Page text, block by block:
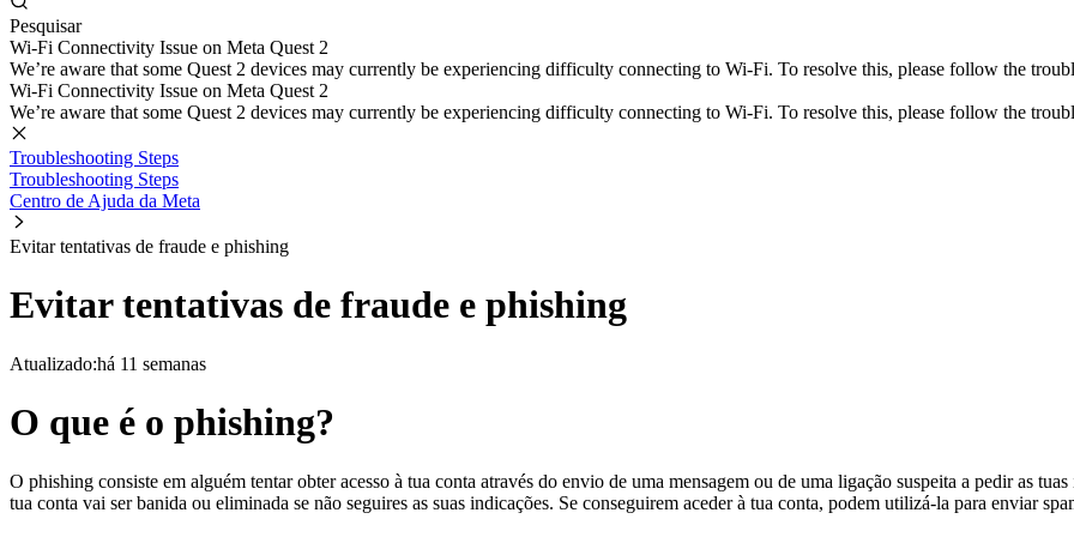
Pesquisar
Wi-Fi Connectivity Issue on Meta Quest 2
We’re aware that some Quest 2 devices may currently be experiencing difficulty connecting to Wi-Fi. To resolve this, please follow the
Wi-Fi Connectivity Issue on Meta Quest 2
We’re aware that some Quest 2 devices may currently be experiencing difficulty connecting to Wi-Fi. To resolve this, please follow the
Troubleshooting Steps
Troubleshooting Steps
Centro de Ajuda da Meta
Evitar tentativas de fraude e phishing
Evitar tentativas de fraude e phishing
Atualizado:há 11 semanas
O que é o phishing?
O phishing consiste em alguém tentar obter acesso à tua conta através do envio de uma mensagem ou de uma ligação suspeita a pedir as
tua conta vai ser banida ou eliminada se não seguires as suas indicações. Se conseguirem aceder à tua conta, podem utilizá-la para enviar